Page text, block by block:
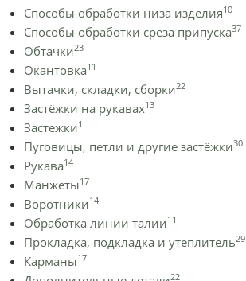
Способы обработки низа изделия10
Способы обработки среза припуска37
Обтачки23
Окантовка11
Вытачки, складки, сборки22
Застёжки на рукавах13
Застежки1
Пуговицы, петли и другие застёжки30
Рукава14
Манжеты17
Воротники14
Обработка линии талии11
Прокладка, подкладка и утеплитель29
Карманы17
22